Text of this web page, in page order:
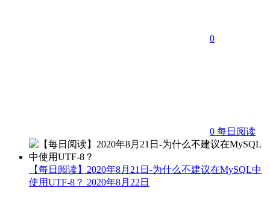
0
0 每日阅读
【每日阅读】2020年8月21日-为什么不建议在MySQL中
使用UTF-8？ 2020年8月22日